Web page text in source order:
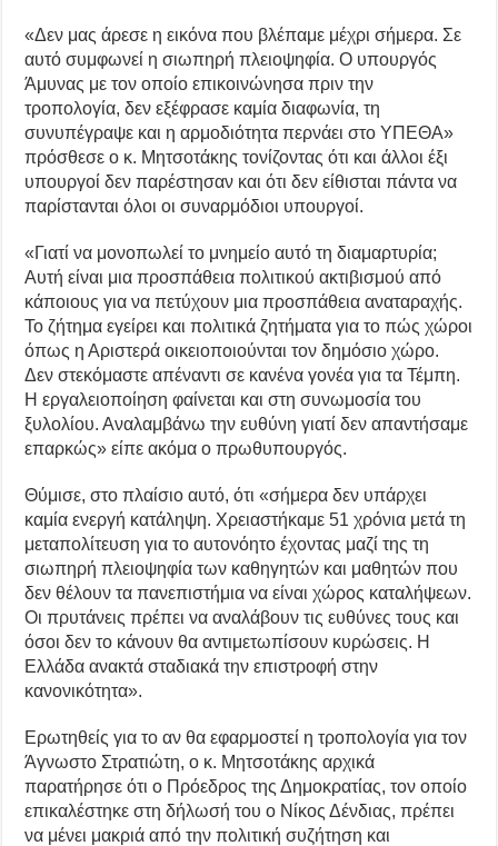
«Δεν μας άρεσε η εικόνα που βλέπαμε μέχρι σήμερα. Σε
αυτό συμφωνεί η σιωπηρή πλειοψηφία. Ο υπουργός
Άμυνας με τον οποίο επικοινώνησα πριν την
τροπολογία, δεν εξέφρασε καμία διαφωνία, τη
συνυπέγραψε και η αρμοδιότητα περνάει στο ΥΠΕΘΑ»
πρόσθεσε ο κ. Μητσοτάκης τονίζοντας ότι και άλλοι έξι
υπουργοί δεν παρέστησαν και ότι δεν είθισται πάντα να
παρίστανται όλοι οι συναρμόδιοι υπουργοί.
«Γιατί να μονοπωλεί το μνημείο αυτό τη διαμαρτυρία;
Αυτή είναι μια προσπάθεια πολιτικού ακτιβισμού από
κάποιους για να πετύχουν μια προσπάθεια αναταραχής.
Το ζήτημα εγείρει και πολιτικά ζητήματα για το πώς χώροι
όπως η Αριστερά οικειοποιούνται τον δημόσιο χώρο.
Δεν στεκόμαστε απέναντι σε κανένα γονέα για τα Τέμπη.
Η εργαλειοποίηση φαίνεται και στη συνωμοσία του
ξυλολίου. Αναλαμβάνω την ευθύνη γιατί δεν απαντήσαμε
επαρκώς» είπε ακόμα ο πρωθυπουργός.
Θύμισε, στο πλαίσιο αυτό, ότι «σήμερα δεν υπάρχει
καμία ενεργή κατάληψη. Χρειαστήκαμε 51 χρόνια μετά τη
μεταπολίτευση για το αυτονόητο έχοντας μαζί της τη
σιωπηρή πλειοψηφία των καθηγητών και μαθητών που
δεν θέλουν τα πανεπιστήμια να είναι χώρος καταλήψεων.
Οι πρυτάνεις πρέπει να αναλάβουν τις ευθύνες τους και
όσοι δεν το κάνουν θα αντιμετωπίσουν κυρώσεις. Η
Ελλάδα ανακτά σταδιακά την επιστροφή στην
κανονικότητα».
Ερωτηθείς για το αν θα εφαρμοστεί η τροπολογία για τον
Άγνωστο Στρατιώτη, ο κ. Μητσοτάκης αρχικά
παρατήρησε ότι ο Πρόεδρος της Δημοκρατίας, τον οποίο
επικαλέστηκε στη δήλωσή του ο Νίκος Δένδιας, πρέπει
να μένει μακριά από την πολιτική συζήτηση και